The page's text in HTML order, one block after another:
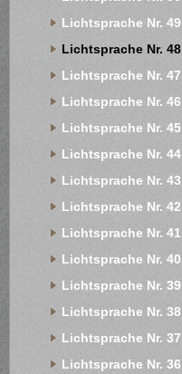
Lichtsprache Nr. 49
Lichtsprache Nr. 48
Lichtsprache Nr. 47
Lichtsprache Nr. 46
Lichtsprache Nr. 45
Lichtsprache Nr. 44
Lichtsprache Nr. 43
Lichtsprache Nr. 42
Lichtsprache Nr. 41
Lichtsprache Nr. 40
Lichtsprache Nr. 39
Lichtsprache Nr. 38
Lichtsprache Nr. 37
Lichtsprache Nr. 36